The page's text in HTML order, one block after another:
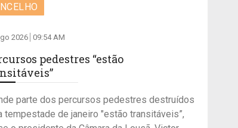
2026 09:54 AM
pedestres “estão
parte dos percursos pedestres destruídos
tempestade de janeiro "estão transitáveis”,